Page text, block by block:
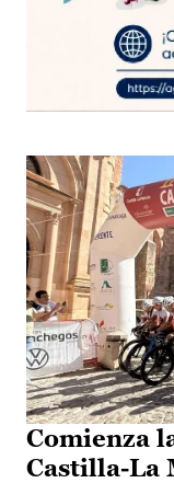
Comienza
Castilla-La